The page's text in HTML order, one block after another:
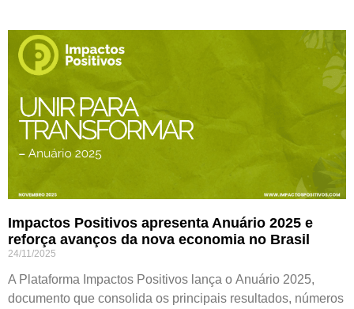
Impactos Positivos apresenta Anuário 2025 e
reforça avanços da nova economia no Brasil
24/11/2025
A Plataforma Impactos Positivos lança o Anuário 2025,
documento que consolida os principais resultados, números